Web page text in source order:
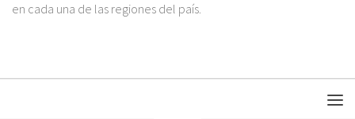
en cada una de las regiones del país.